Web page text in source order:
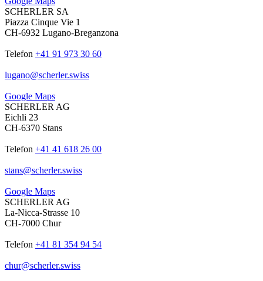
SCHERLER SA
Piazza Cinque Vie 1
CH-6932 Lugano-Breganzona
Telefon +41 91 973 30 60
lugano@scherler.swiss
Google Maps
SCHERLER AG
Eichli 23
CH-6370 Stans
Telefon +41 41 618 26 00
stans@scherler.swiss
Google Maps
SCHERLER AG
La-Nicca-Strasse 10
CH-7000 Chur
Telefon +41 81 354 94 54
chur@scherler.swiss